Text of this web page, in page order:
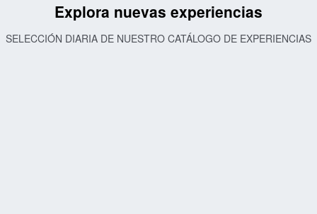
Explora nuevas experiencias
SELECCIÓN DIARIA DE NUESTRO CATÁLOGO DE EXPERIENCIAS